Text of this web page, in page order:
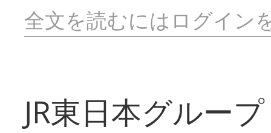
全文を読むにはログイン
JR東日本グループ